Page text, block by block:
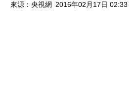
來源： 央視網 2016年02月17日 02:33